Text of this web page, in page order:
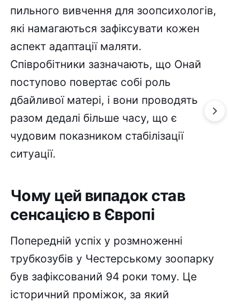
пильного вивчення для зоопсихологів,
які намагаються зафіксувати кожен
аспект адаптації маляти.
Співробітники зазначають, що Онай
поступово повертає собі роль
дбайливої матері, і вони проводять
разом дедалі більше часу, що є
чудовим показником стабілізації
ситуації.
Чому цей випадок став
сенсацією в Європі
Попередній успіх у розмноженні
трубкозубів у Честерському зоопарку
був зафіксований 94 роки тому. Це
історичний проміжок, за який